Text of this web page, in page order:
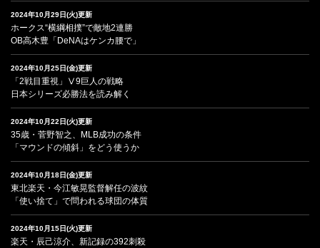
2024年10月29日(火)更新
ホークス“横綱相撲”で敵地2連勝
OB高木豊「DeNAはケンカ腰で」
2024年10月25日(金)更新
「2戦目重視」Ⅴ9巨人の戦略
日本シリーズ必勝法を読み解く
2024年10月22日(火)更新
35歳・菅野智之、MLB成功の条件
「マウンドの傾斜」をどう使うか
2024年10月18日(金)更新
東北楽天・今江敏晃監督解任の波紋
「使い捨て」で問われる球団の体質
2024年10月15日(火)更新
楽天・辰己涼介、新記録の392刺殺